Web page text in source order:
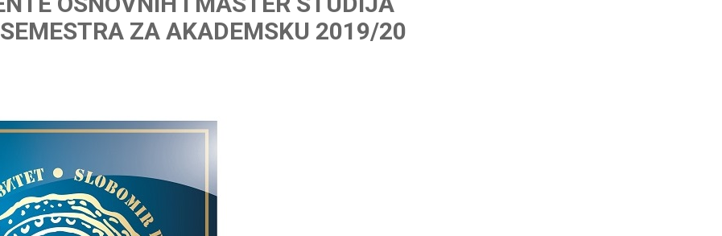
ZA AKADEMSKU 2019/20